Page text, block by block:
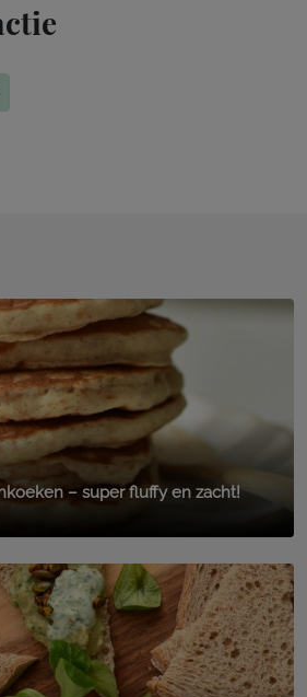
– super fluffy en zacht!